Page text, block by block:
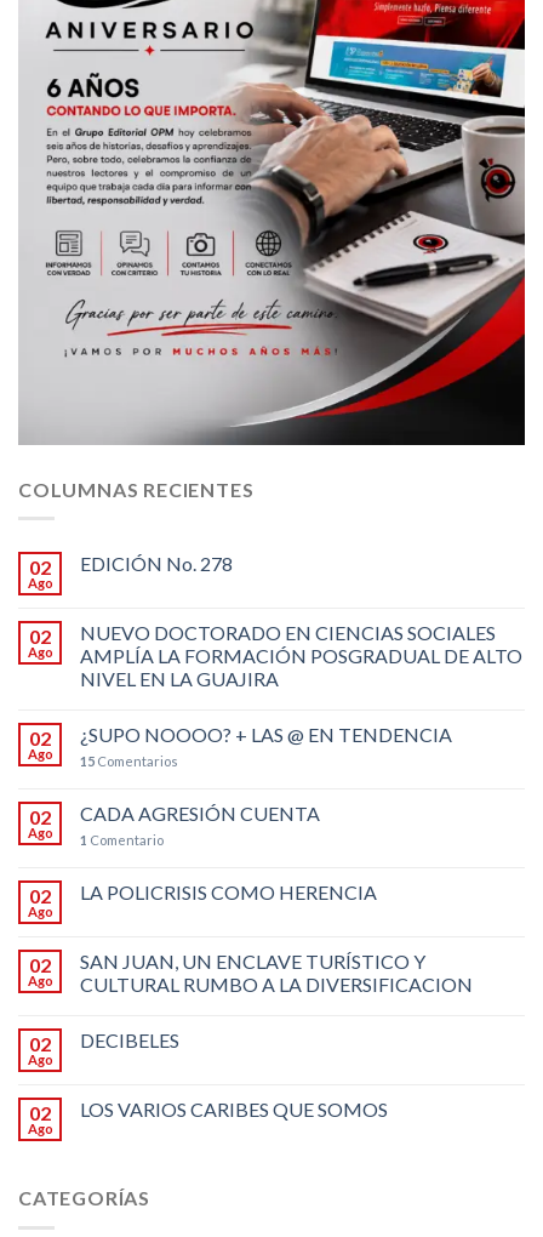
COLUMNAS RECIENTES
02
Ago
EDICIÓN No. 278
02
Ago
NUEVO DOCTORADO EN CIENCIAS SOCIALES
AMPLÍA LA FORMACIÓN POSGRADUAL DE ALTO
NIVEL EN LA GUAJIRA
02
Ago
¿SUPO NOOOO? + LAS @ EN TENDENCIA
15 Comentarios
02
Ago
CADA AGRESIÓN CUENTA
1 Comentario
02
Ago
LA POLICRISIS COMO HERENCIA
02
Ago
SAN JUAN, UN ENCLAVE TURÍSTICO Y
CULTURAL RUMBO A LA DIVERSIFICACION
02
Ago
DECIBELES
02
Ago
LOS VARIOS CARIBES QUE SOMOS
CATEGORÍAS